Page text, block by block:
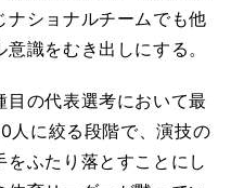
ナショナルチームでも他
識をむき出しにする。
の代表選考において最
人に絞る段階で、演技の
ふたり落とすことにし